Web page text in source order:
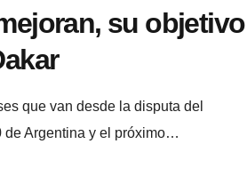
su objetivo
que van desde la disputa del
de Argentina y el próximo…